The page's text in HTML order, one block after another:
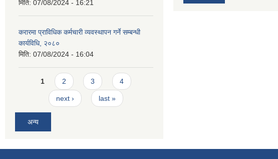
मिति: 07/08/2024 - 16:21
करारमा प्राविधिक कर्मचारी व्यवस्थापन गर्ने सम्बन्धी
कार्यविधि, २०८०
मिति: 07/08/2024 - 16:04
Pages
1 2 3 4
next › last »
अन्य